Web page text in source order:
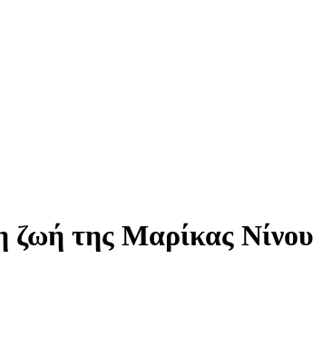
ζωή της Μαρίκας Νίνου